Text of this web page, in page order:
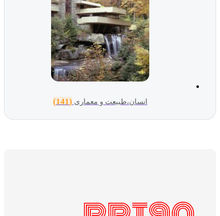
انسان،طبیعت و معماری (141)